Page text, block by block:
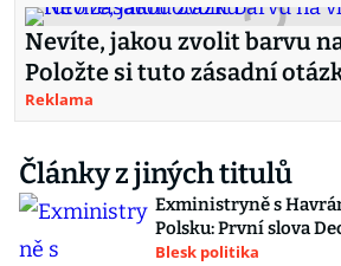
Nevíte, jakou zvolit barvu
Položte si tuto zásadní
Reklama
Články z jiných titulů
Exministryně s
Polsku: První slova
Blesk politika